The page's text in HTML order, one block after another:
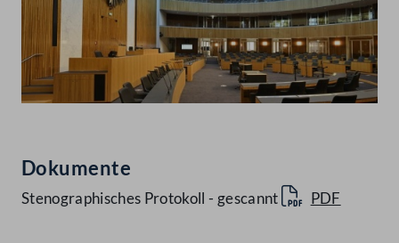
Dokumente
Stenographisches Protokoll - gescannt PDF